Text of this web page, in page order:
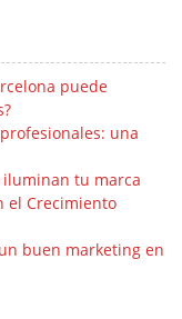
puede
una
tu marca
el Crecimiento
buen marketing en